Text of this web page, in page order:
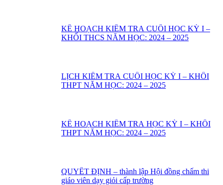
KẾ HOẠCH KIỂM TRA CUỐI HỌC KỲ I –
KHỐI THCS NĂM HỌC: 2024 – 2025
LỊCH KIỂM TRA CUỐI HỌC KỲ I – KHỐI
THPT NĂM HỌC: 2024 – 2025
KẾ HOẠCH KIỂM TRA HỌC KỲ I – KHỔI
THPT NĂM HỌC: 2024 – 2025
QUYẾT ĐỊNH – thành lập Hội đồng chấm thi
giáo viên dạy giỏi cấp trường